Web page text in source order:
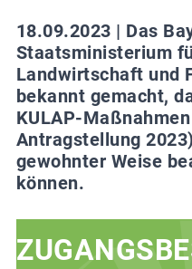
18.09.2023 | Das
Staatsministerium
Landwirtschaft und
bekannt gemacht,
KULAP-
Antragstellung
gewohnter Weise
können.